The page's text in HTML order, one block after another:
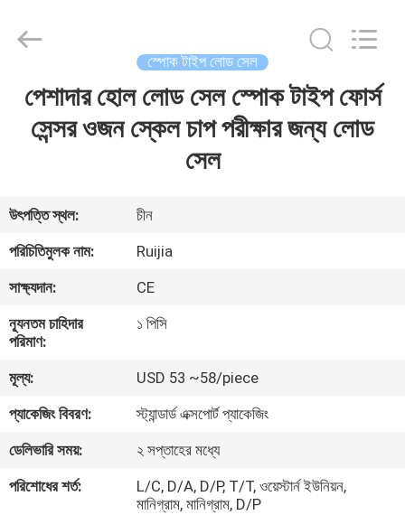
বাড়ি
ভিডিও
সম্পর্কে
ভ্রমণ
মান
নিয়ন্ত্রণ
Instruments
Reserved.
স্পোক টাইপ লোড সেল
পেশাদার হোল লোড সেল স্পোক টাইপ ফোর্স
সেন্সর ওজন স্কেল চাপ পরীক্ষার জন্য লোড
সেল
উৎপত্তি স্থল:
চীন
পরিচিতিমুলক নাম:
Ruijia
সাক্ষ্যদান:
CE
ন্যূনতম চাহিদার
পরিমাণ:
১ পিসি
মূল্য:
USD 53 ~58/piece
প্যাকেজিং বিবরণ:
স্ট্যান্ডার্ড এক্সপোর্ট প্যাকেজিং
ডেলিভারি সময়:
২ সপ্তাহের মধ্যে
পরিশোধের শর্ত:
L/C, D/A, D/P, T/T, ওয়েস্টার্ন ইউনিয়ন,
মানিগ্রাম, মানিগ্রাম, D/P